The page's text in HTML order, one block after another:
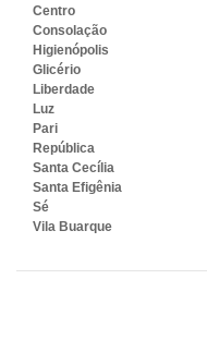
Centro
Consolação
Higienópolis
Glicério
Liberdade
Luz
Pari
República
Santa Cecília
Santa Efigênia
Sé
Vila Buarque